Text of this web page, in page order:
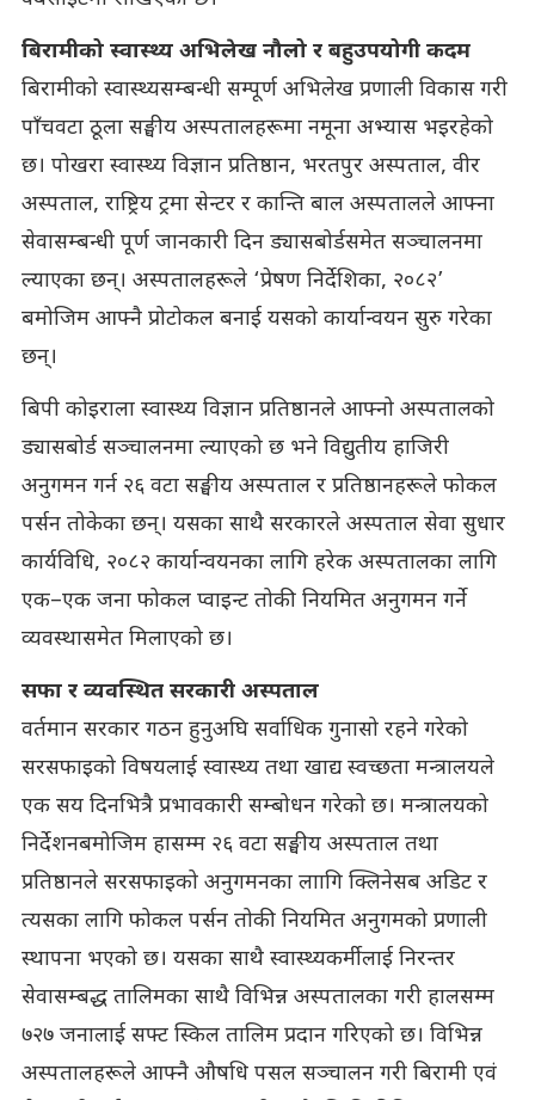
बिरामीको स्वास्थ्य अभिलेख नौलो र बहुउपयोगी कदम
बिरामीको स्वास्थ्यसम्बन्धी सम्पूर्ण अभिलेख प्रणाली विकास गरी
पाँचवटा ठूला सङ्घीय अस्पतालहरूमा नमूना अभ्यास भइरहेको
छ। पोखरा स्वास्थ्य विज्ञान प्रतिष्ठान, भरतपुर अस्पताल, वीर
अस्पताल, राष्ट्रिय ट्रमा सेन्टर र कान्ति बाल अस्पतालले आफ्ना
सेवासम्बन्धी पूर्ण जानकारी दिन ड्यासबोर्डसमेत सञ्चालनमा
ल्याएका छन्। अस्पतालहरूले ‘प्रेषण निर्देशिका, २०८२’
बमोजिम आफ्नै प्रोटोकल बनाई यसको कार्यान्वयन सुरु गरेका
छन्।
बिपी कोइराला स्वास्थ्य विज्ञान प्रतिष्ठानले आफ्नो अस्पतालको
ड्यासबोर्ड सञ्चालनमा ल्याएको छ भने विद्युतीय हाजिरी
अनुगमन गर्न २६ वटा सङ्घीय अस्पताल र प्रतिष्ठानहरूले फोकल
पर्सन तोकेका छन्। यसका साथै सरकारले अस्पताल सेवा सुधार
कार्यविधि, २०८२ कार्यान्वयनका लागि हरेक अस्पतालका लागि
एक–एक जना फोकल प्वाइन्ट तोकी नियमित अनुगमन गर्ने
व्यवस्थासमेत मिलाएको छ।
सफा र व्यवस्थित सरकारी अस्पताल
वर्तमान सरकार गठन हुनुअघि सर्वाधिक गुनासो रहने गरेको
सरसफाइको विषयलाई स्वास्थ्य तथा खाद्य स्वच्छता मन्त्रालयले
एक सय दिनभित्रै प्रभावकारी सम्बोधन गरेको छ। मन्त्रालयको
निर्देशनबमोजिम हासम्म २६ वटा सङ्घीय अस्पताल तथा
प्रतिष्ठानले सरसफाइको अनुगमनका लाागि क्लिनेसब अडिट र
त्यसका लागि फोकल पर्सन तोकी नियमित अनुगमको प्रणाली
स्थापना भएको छ। यसका साथै स्वास्थ्यकर्मीलाई निरन्तर
सेवासम्बद्ध तालिमका साथै विभिन्न अस्पतालका गरी हालसम्म
७२७ जनालाई सफ्ट स्किल तालिम प्रदान गरिएको छ। विभिन्न
अस्पतालहरूले आफ्नै औषधि पसल सञ्चालन गरी बिरामी एवं